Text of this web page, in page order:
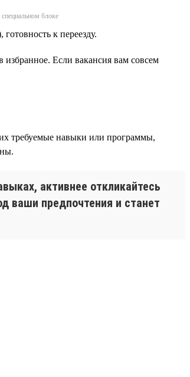
блоке
к переезду.
избранное. Если вакансия вам совсем
требуемые навыки или программы,
активнее откликайтесь
ваши предпочтения и станет